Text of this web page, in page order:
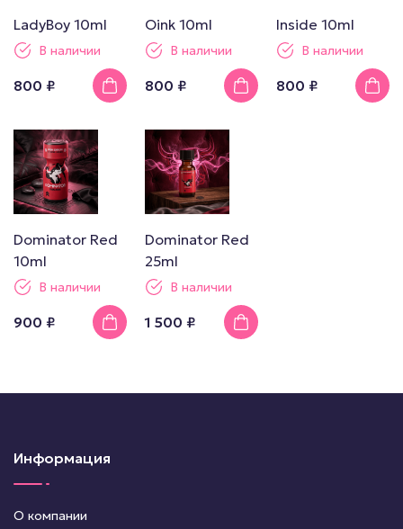
LadyBoy 10ml
В наличии
800 ₽
Oink 10ml
В наличии
800 ₽
Inside 10ml
В наличии
800 ₽
Dominator Red
10ml
В наличии
900 ₽
Dominator Red
25ml
В наличии
1 500 ₽
Информация
О компании